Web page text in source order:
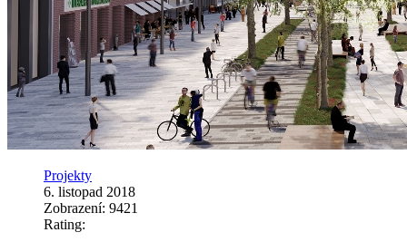
Projekty
6. listopad 2018
Zobrazení: 9421
Rating: